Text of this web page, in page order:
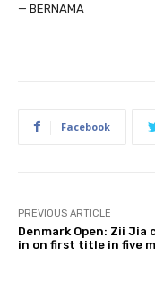
— BERNAMA
Facebook
PREVIOUS ARTICLE
Denmark Open: Zii Jia
in on first title in five